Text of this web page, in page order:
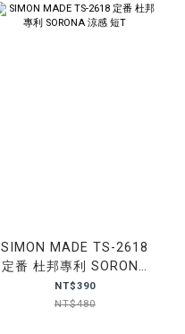
SIMON MADE TS-2618
定番 杜邦專利 SORONA
涼感 短T
NT$390
NT$480